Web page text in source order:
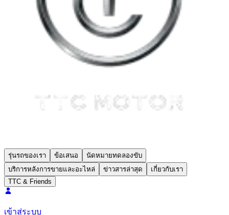
รุ่นรถของเรา ข้อเสนอ
นัดหมายทดลองขับ
บริการหลังการขายและอะไหล่
ข่าวสารล่าสุด
เกี่ยวกับเรา
TTC & Friends
เข้าสู่ระบบ